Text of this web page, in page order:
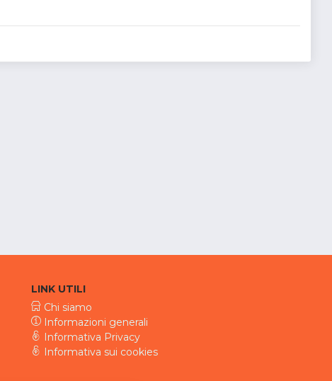
LINK UTILI
Chi siamo
Informazioni generali
Informativa Privacy
Informativa sui cookies